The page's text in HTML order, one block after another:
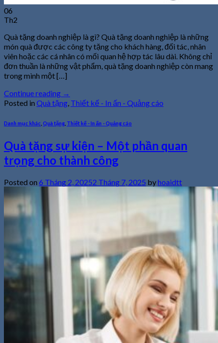
06
Th2
Quà tặng doanh nghiệp là gì? Quà tặng doanh nghiệp là những
món quà được các công ty tặng cho khách hàng, đối tác, nhân
viên hoặc các cá nhân có mối quan hệ hợp tác lâu dài. Không chỉ
đơn thuần là những vật phẩm, quà tặng doanh nghiệp còn mang
trong mình một […]
Continue reading →
Posted in Quà tặng Thiết kế - In ấn - Quảng cáo
Danh mục khác Quà tặng Thiết kế - In ấn - Quảng cáo
Quà tặng sự kiện – Một phần quan
trọng cho thành công
Posted on 6 Tháng 2, 20252 Tháng 7, 2025 byhoaidtt